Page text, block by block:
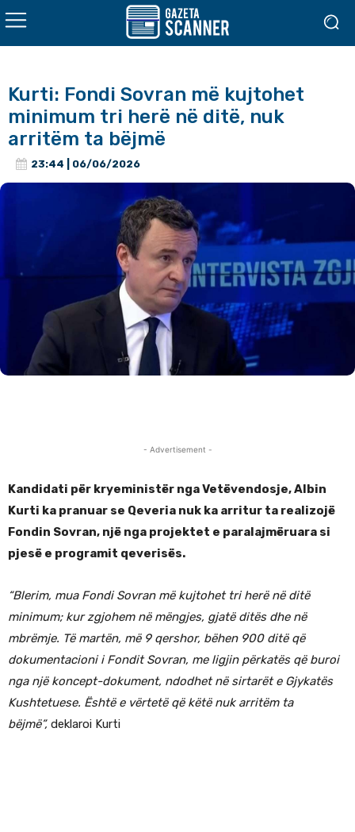
Kurti: Fondi Sovran më kujtohet
minimum tri herë në ditë, nuk
arritëm ta bëjmë
23:44 | 06/06/2026
- Advertisement -
Kandidati për kryeministër nga Vetëvendosje, Albin
Kurti ka pranuar se Qeveria nuk ka arritur ta realizojë
Fondin Sovran, një nga projektet e paralajmëruara si
pjesë e programit qeverisës.
“Blerim, mua Fondi Sovran më kujtohet tri herë në ditë
minimum; kur zgjohem në mëngjes, gjatë ditës dhe në
mbrëmje. Të martën, më 9 qershor, bëhen 900 ditë që
dokumentacioni i Fondit Sovran, me ligjin përkatës që buroi
nga një koncept-dokument, ndodhet në sirtarët e Gjykatës
Kushtetuese. Është e vërtetë që këtë nuk arritëm ta
bëjmë”, deklaroi Kurti